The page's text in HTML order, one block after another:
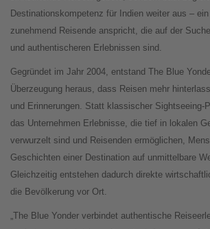
Destinationskompetenz für Indien weiter aus –
zunehmend Reisende anspricht, die auf der
und authentischeren Erlebnissen sind.
Gegründet im Jahr 2004, entstand The Blue
Überzeugung heraus, dass Reisen mehr
und Erinnerungen. Statt klassischer Sightseeing-
das Unternehmen Erlebnisse, die tief in lokalen
verwurzelt sind und Reisenden ermöglichen,
Geschichten einer Destination auf unmittelbare
Gleichzeitig entstehen dadurch direkte
die Bevölkerung vor Ort.
„The Blue Yonder verbindet authentische